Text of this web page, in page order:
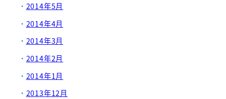
2014年5月
2014年4月
2014年3月
2014年2月
2014年1月
2013年12月